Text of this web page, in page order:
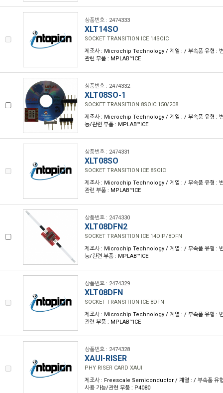
상품번호 : 2474333
XLT14SO
SOCKET TRANSITION ICE 14SOIC
제조사 : Microchip Technology / 계열 : / 부속품 유형 :
관련 부품 : MPLAB™ICE
상품번호 : 2474332
XLT08SO-1
SOCKET TRANSITION 8SOIC 150/208
제조사 : Microchip Technology / 계열 : / 부속품 유형 : 변
능/관련 부품 : MPLAB™ICE
상품번호 : 2474331
XLT08SO
SOCKET TRANSITION ICE 8SOIC
제조사 : Microchip Technology / 계열 : / 부속품 유형 :
관련 부품 : MPLAB™ICE
상품번호 : 2474330
XLT08DFN2
SOCKET TRANSITION ICE 14DIP/8DFN
제조사 : Microchip Technology / 계열 : / 부속품 유형 : 변
능/관련 부품 : MPLAB™ICE
상품번호 : 2474329
XLT08DFN
SOCKET TRANSITION ICE 8DFN
제조사 : Microchip Technology / 계열 : / 부속품 유형 :
관련 부품 : MPLAB™ICE
상품번호 : 2474328
XAUI-RISER
PHY RISER CARD XAUI
제조사 : Freescale Semiconductor / 계열 : / 부속품 유형
사용 가능/관련 부품 : P4080